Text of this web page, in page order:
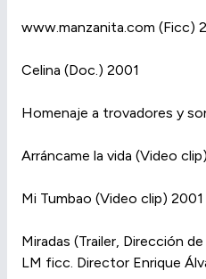
www.manzanita.com (Ficc)
Celina (Doc.) 2001
Homenaje a trovadores y
Arráncame la vida (Video
Mi Tumbao (Video clip) 2001
Miradas (Trailer, Dirección
LM ficc. Director Enrique